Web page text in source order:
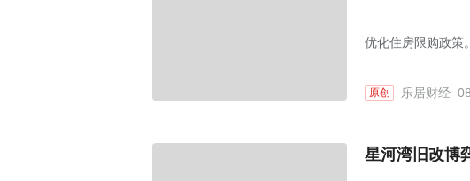
优化住房限购政策。
原创 乐居财经
星河湾旧改博